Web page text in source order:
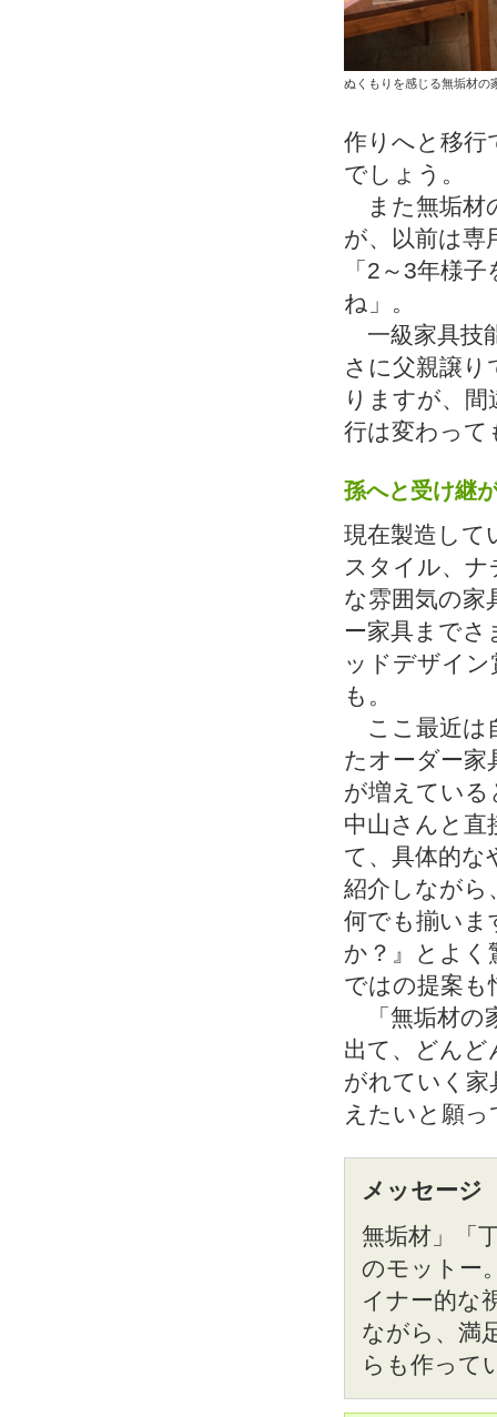
ぬくもりを感じる無垢材の
作りへと移行
でしょう。
また無垢材
が、以前は専
「2～3年様
ね」。
一級家具技
さに父親譲り
りますが、
行は変わって
孫へと受け継
現在製造して
スタイル、
な雰囲気の家
ー家具までさ
ッドデザイ
も。
ここ最近は
たオーダー家
が増えてい
中山さんと直
て、具体的な
紹介しながら
何でも揃いま
か？』とよく
ではの提案も
「無垢材の
出て、どんど
がれていく家
えたいと願
メッセージ
無垢材」「
のモットー
イナー的な
ながら、満
らも作って